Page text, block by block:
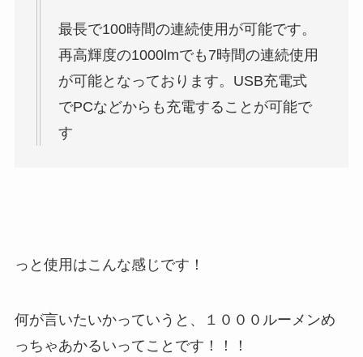
最長で100時間の連続使用が可能です。
再高輝度の1000lmでも7時間の連続使用
が可能となっております。USB充電式
でPCなどからも充電することが可能で
す
っと使用はこんな感じです！
何が言いたいかっていうと、１０００ルーメンめ
っちゃあかるいってことです！！！